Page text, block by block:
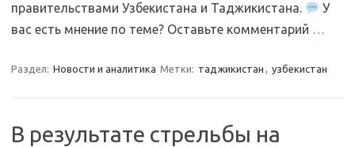
правительствами Узбекистана и Таджикистана.
У
вас есть мнение по теме? Оставьте комментарий …
Раздел: Новости и аналитика Метки: таджикистан , узбекистан
В результате стрельбы на